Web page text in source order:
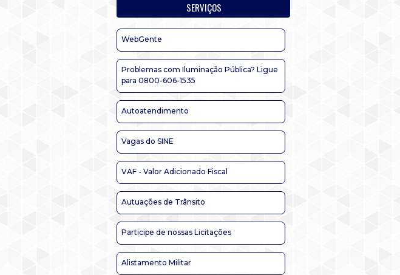
SERVIÇOS
WebGente
Problemas com Iluminação Pública? Ligue
para 0800-606-1535
Autoatendimento
Vagas do SINE
VAF - Valor Adicionado Fiscal
Autuações de Trânsito
Participe de nossas Licitações
Alistamento Militar